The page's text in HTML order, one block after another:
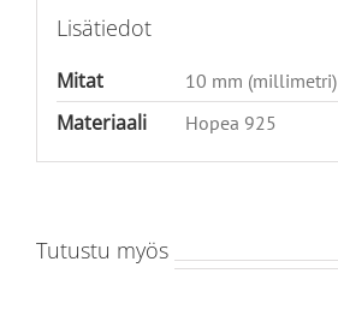
Lisätiedot
Mitat 10 mm (millimetri)
Materiaali Hopea 925
Tutustu myös